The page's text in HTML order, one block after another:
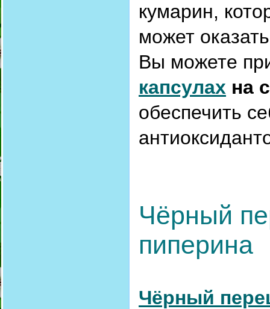
кумарин,
может
Вы можете
капсулах на
обеспечить
Чёрный
пиперина
Чёрный